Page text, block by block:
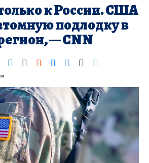
к России. США
подлодку в
— CNN